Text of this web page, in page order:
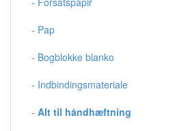
- Pap
- Bogblokke blanko
- Indbindingsmateriale
- Alt til håndhæftning